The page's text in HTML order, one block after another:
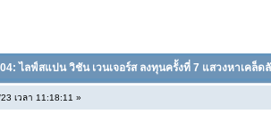
ไลฟ์สแปน วิชัน เวนเจอร์ส ลงทุนครั้งที่ 7 แสวงหาเคล็ด
เวลา 11:18:11 »